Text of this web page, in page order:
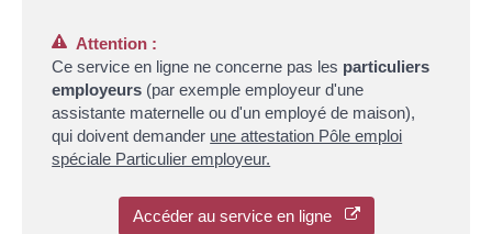
Attention :
Ce service en ligne ne concerne pas les particuliers
employeurs (par exemple employeur d'une
assistante maternelle ou d'un employé de maison),
qui doivent demander une attestation Pôle emploi
spéciale Particulier employeur.
Accéder au service en ligne